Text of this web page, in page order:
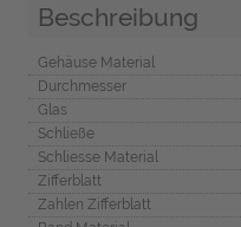
Beschreibung
Gehäuse Material
Durchmesser
Glas
Schließe
Schliesse Material
Zifferblatt
Zahlen Zifferblatt